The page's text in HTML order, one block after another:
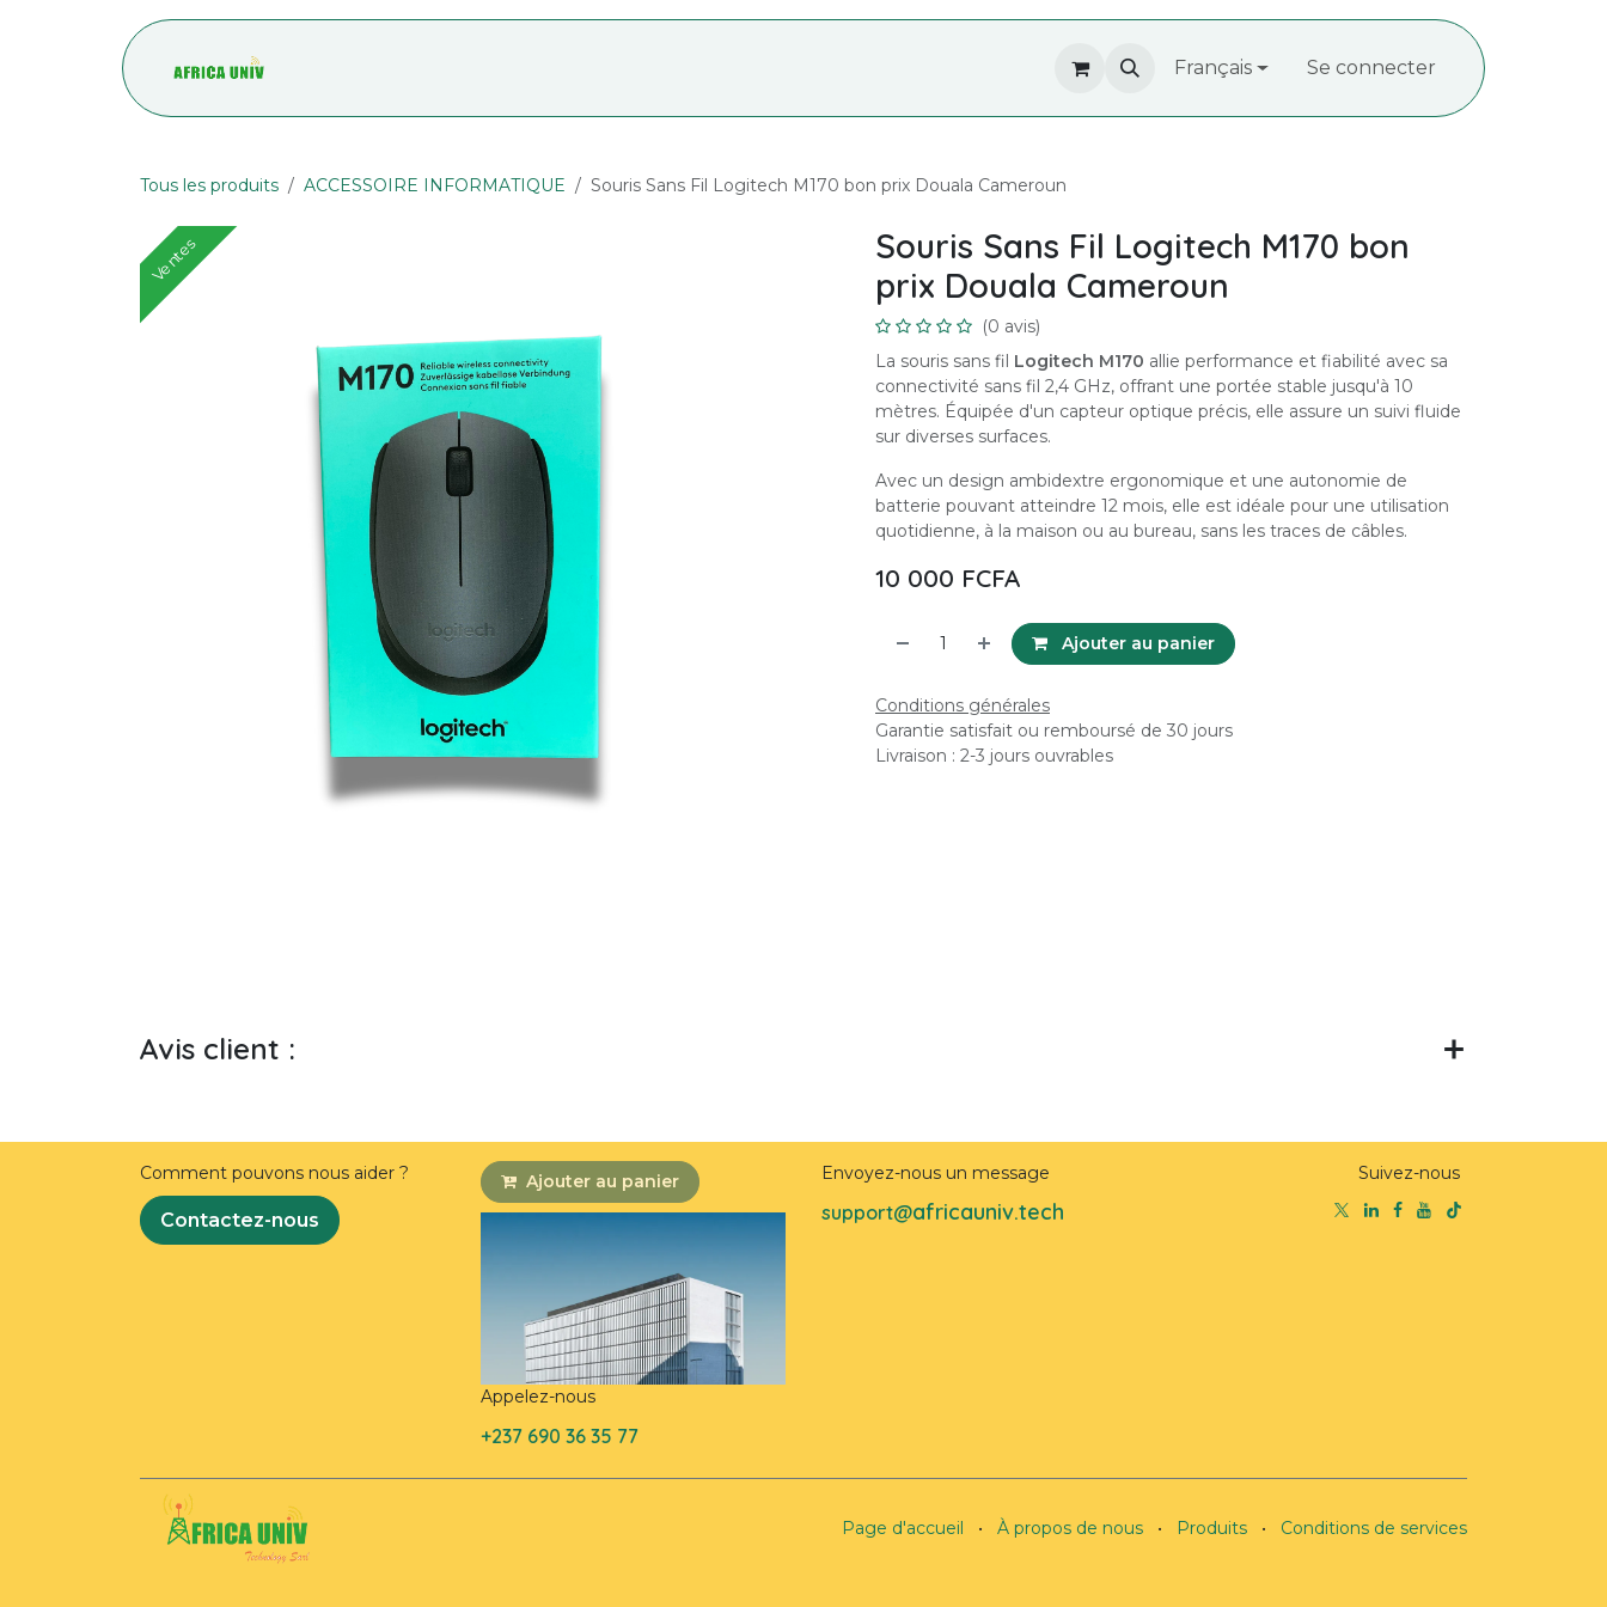
À propos de nous Recrutement
Français Se connecter
Tous les produits ACCESSOIRE INFORMATIQUE Souris Sans Fil Logitech M170 bon prix Douala Cameroun
Ventes
Souris Sans Fil Logitech M170 bon
prix Douala Cameroun
(0 avis)
La souris sans fil Logitech M170 allie performance et fiabilité avec sa
connectivité sans fil 2,4 GHz, offrant une portée stable jusqu'à 10
mètres. Équipée d'un capteur optique précis, elle assure un suivi fluide
sur diverses surfaces.
Avec un design ambidextre ergonomique et une autonomie de
batterie pouvant atteindre 12 mois, elle est idéale pour une utilisation
quotidienne, à la maison ou au bureau, sans les traces de câbles.
10 000 FCFA
Ajouter au panier
Conditions générales
Garantie satisfait ou remboursé de 30 jours
Livraison : 2-3 jours ouvrables
Avis client :
Comment pouvons nous aider ?
Contactez-nous
Ajouter au panier
Appelez-nous
+237 690 36 35 77
Envoyez-nous un message
support@africauniv.tech
Suivez-nous
Page d'accueil • À propos de nous • Produits • Conditions de services